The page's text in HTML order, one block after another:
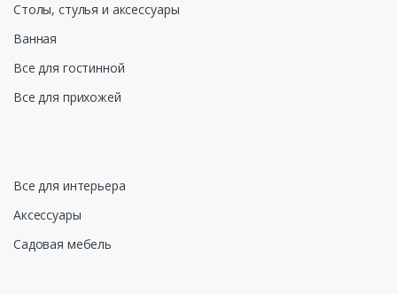
Столы, стулья и аксессуары
Ванная
Все для гостинной
Все для прихожей
Все для интерьера
Аксессуары
Садовая мебель